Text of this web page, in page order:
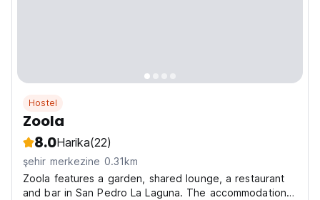
Hostel
Zoola
8.0Harika(22)
şehir merkezine 0.31km
Zoola features a garden, shared lounge, a restaurant
and bar in San Pedro La Laguna. The accommodation